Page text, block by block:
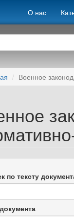
О нас
Военное
по тексту